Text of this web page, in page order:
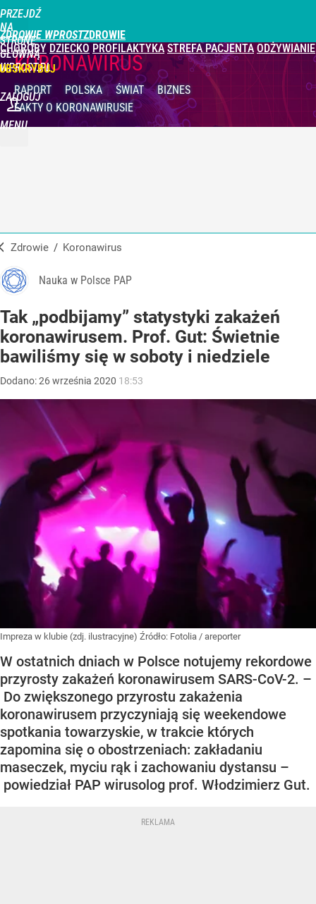
PRZEJDŹ
NA
STRONĘ
GŁÓWNĄ
WPROST.PL
ZDROWIE WPROST
CHOROBY DZIECKO PROFILAKTYKA STREFA PACJENTA ODŻYWIANIE
ZALOGUJ
MENU
KORONAWIRUS
RAPORT POLSKA ŚWIAT
BIZNES
FAKTY O KORONAWIRUSIE
Zdrowie / Koronawirus
Nauka w Polsce PAP
Tak „podbijamy” statystyki zakażeń
koronawirusem. Prof. Gut: Świetnie
bawiliśmy się w soboty i niedziele
Dodano:26września 2020 18:53
Impreza w klubie (zdj. ilustracyjne) Źródło: Fotolia / areporter
W ostatnich dniach w Polsce notujemy rekordowe
przyrosty zakażeń koronawirusem SARS-CoV-2. –
Do zwiększonego przyrostu zakażenia
koronawirusem przyczyniają się weekendowe
spotkania towarzyskie, w trakcie których
zapomina się o obostrzeniach: zakładaniu
maseczek, myciu rąk i zachowaniu dystansu –
powiedział PAP wirusolog prof. Włodzimierz Gut.